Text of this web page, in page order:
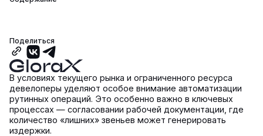
Поделиться
В условиях текущего рынка и ограниченного ресурса
девелоперы уделяют особое внимание автоматизации
рутинных операций. Это особенно важно в ключевых
процессах — согласовании рабочей документации, где
количество «лишних» звеньев может генерировать
издержки.